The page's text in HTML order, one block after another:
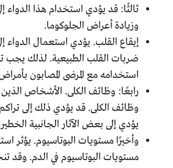
ثالثًا: قد يؤدي استخدام هذا الدواء
وزيادة أعراض الجلوكوما.
إيقاع القلب. يؤدي استعمال الدواء
ضربات القلب الطبيعية. لذلك يجب
استخدامه مع المرضى المصابون
رابعًا: وظائف الكلى. الأشخاص
وظائف الكلى. قد يؤدي ذلك إلى
يؤدي إلى بعض الآثار الجانبية
وأخيرًا مستويات البوتاسيوم. يؤثر
مستويات البوتاسيوم في الدم. وقد